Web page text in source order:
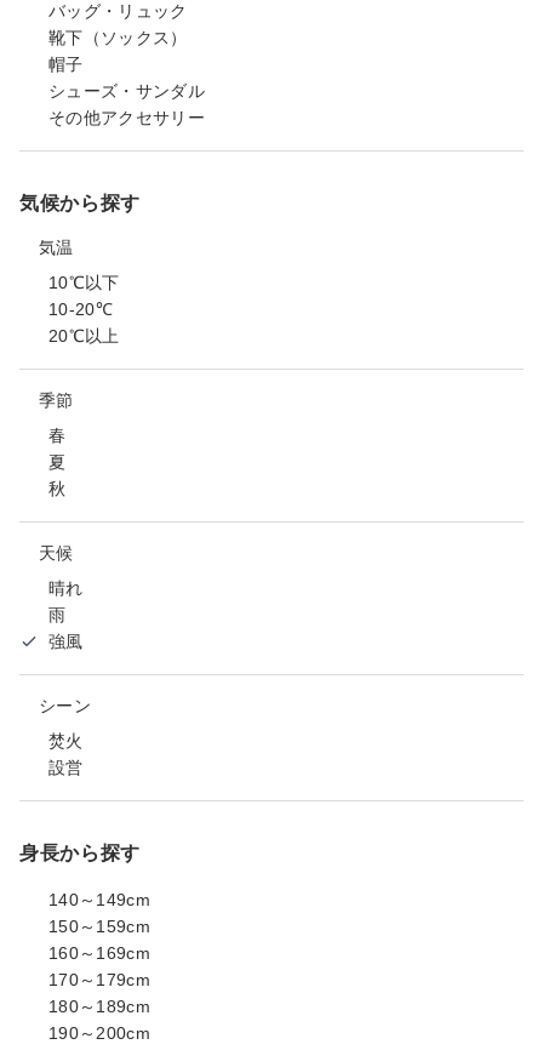
バッグ・リュック
靴下（ソックス）
帽子
シューズ・サンダル
その他アクセサリー
気候から探す
気温
10℃以下
10-20℃
20℃以上
季節
春
夏
秋
天候
晴れ
雨
強風
シーン
焚火
設営
身長から探す
140～149cm
150～159cm
160～169cm
170～179cm
180～189cm
190～200cm